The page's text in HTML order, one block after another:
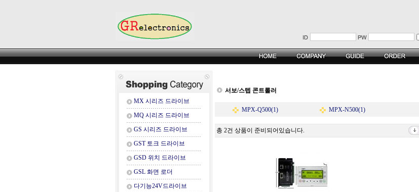
MX 시리즈 드라이브
MQ 시리즈 드라이브
GS 시리즈 드라이브
GST 토크 드라이브
GSD 위치 드라이브
GSL 화면 로더
다기능24V드라이브
서보/스텝 콘트롤러
MPX-Q500(1) MPX-N500(1)
총 2건 상품이 준비되어있습니다.